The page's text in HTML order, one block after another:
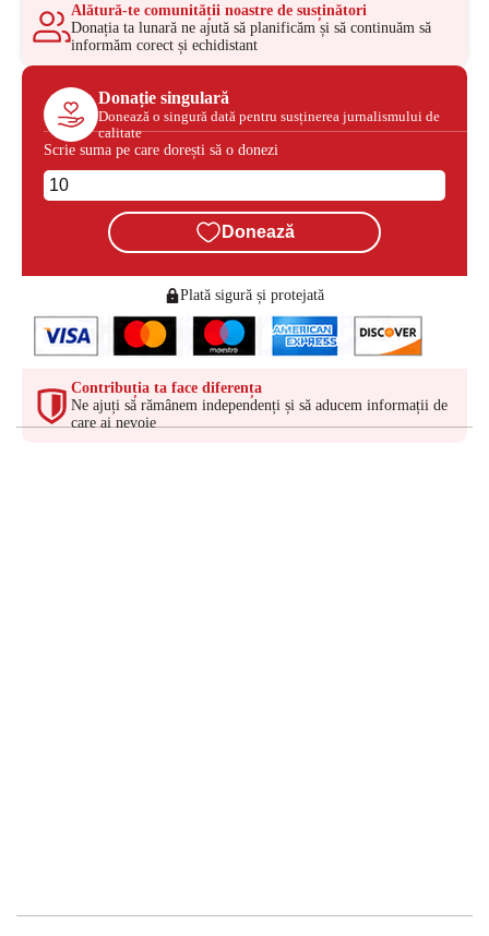
Alătură-te comunității noastre de susținători
Donația ta lunară ne ajută să planificăm și să continuăm să
informăm corect și echidistant
Donație singulară
Donează o singură dată pentru susținerea jurnalismului de
calitate
Scrie suma pe care dorești să o donezi
Donează
Plată sigură și protejată
Contribuția ta face diferența
Ne ajuți să rămânem independenți și să aducem informații de
care ai nevoie